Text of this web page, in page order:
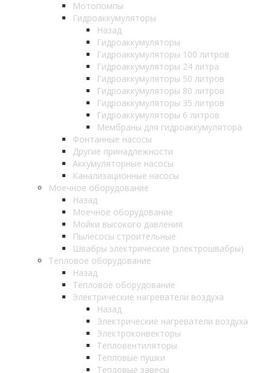
Мотопомпы
Гидроаккумуляторы
Назад
Гидроаккумуляторы
Гидроаккумуляторы 100 литров
Гидроаккумуляторы 24 литра
Гидроаккумуляторы 50 литров
Гидроаккумуляторы 80 литров
Гидроаккумуляторы 35 литров
Гидроаккумуляторы 6 литров
Мембраны для гидроаккумулятора
Фонтанные насосы
Другие принадлежности
Аккумуляторные насосы
Канализационные насосы
Моечное оборудование
Назад
Моечное оборудование
Мойки высокого давления
Пылесосы строительные
Швабры электрические (электрошвабры)
Тепловое оборудование
Назад
Тепловое оборудование
Электрические нагреватели воздуха
Назад
Электрические нагреватели воздуха
Электроконвекторы
Тепловентиляторы
Тепловые пушки
Тепловые завесы